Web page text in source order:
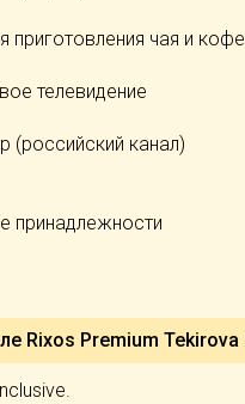
приготовления чая и кофе
телевидение
(российский канал)
принадлежности
Rixos Premium Tekirova